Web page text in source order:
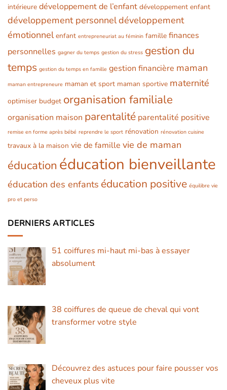
intérieure développement de l’enfant développement enfant
développement personneldéveloppement
émotionnel enfant entrepreneuriat au féminin famille finances
personnelles gagner du temps gestion du stress gestion du
temps gestion du temps en famille gestion financière maman
maman entrepreneure maman et sport maman sportive maternité
optimiser budget organisation familiale
organisation maison parentalité parentalité positive
remise en forme après bébé reprendre le sport rénovation rénovation cuisine
travaux à la maison vie de famille vie de maman
éducation éducation bienveillante
éducation des enfants éducation positive équilibre vie
pro et perso
DERNIERS ARTICLES
51 coiffures mi-haut mi-bas à essayer
absolument
38 coiffures de queue de cheval qui vont
transformer votre style
Découvrez des astuces pour faire pousser vos
cheveux plus vite